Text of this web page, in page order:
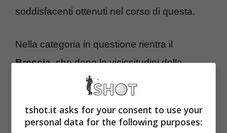
soddisfacenti ottenuti nel corso di questa.
Nella categoria in questione rientra il
Brescia, che dopo le vicissitudini della
passata estate, fra la retrocessione, il
ripescaggio, le rivolte dei tifosi e quant’altro,
sembrerebbe aver finalmente ritrovato un po’
tshot.it asks for your consent to use your
personal data for the following purposes: